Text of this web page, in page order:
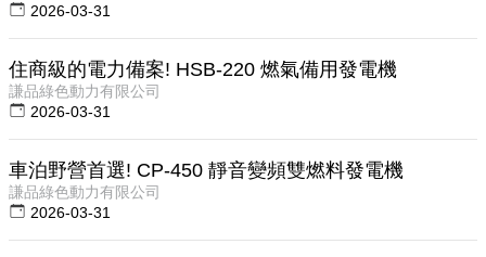
2026-03-31
住商級的電力備案! HSB-220 燃氣備用發電機
謙品綠色動力有限公司
2026-03-31
車泊野營首選! CP-450 靜音變頻雙燃料發電機
謙品綠色動力有限公司
2026-03-31